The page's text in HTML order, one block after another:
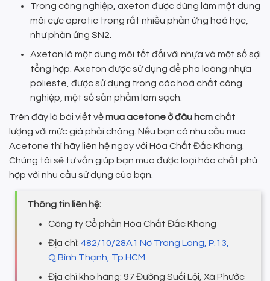
Trong công nghiệp, axeton được dùng làm một dung
môi cực aprotic trong rất nhiều phản ứng hoá học,
như phản ứng SN2.
Axeton là một dung môi tốt đối với nhựa và một số sợi
tổng hợp. Axeton được sử dụng để pha loãng nhựa
polieste, được sử dụng trong các hoá chất công
nghiệp, một số sản phẩm làm sạch.
Trên đây là bài viết vềmua acetone ở đâu hcmchất
lượng với mức giá phải chăng. Nếu bạn có nhu cầu mua
Acetone thì hãy liên hệ ngay với Hóa Chất Đắc Khang.
Chúng tôi sẽ tư vấn giúp bạn mua được loại hóa chất phù
hợp với nhu cầu sử dụng của bạn.
Thông tin liên hệ:
Công ty Cổ phần Hóa Chất Đắc Khang
Địa chỉ: 482/10/28A1 Nơ Trang Long, P.13,
Q.Bình Thạnh, Tp.HCM
Địa chỉ kho hàng: 97 Đường Suối Lội, Xã Phước